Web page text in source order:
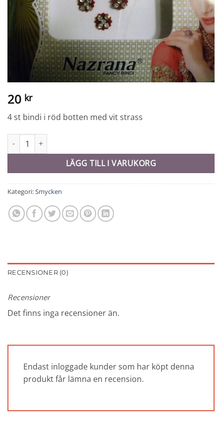
20 kr
4 st bindi i röd botten med vit strass
Bindi - 9617 mängd
LÄGG TILL I VARUKORG
Kategori:Smycken
RECENSIONER (0)
Recensioner
Det finns inga recensioner än.
Endast inloggade kunder som har köpt denna
produkt får lämna en recension.